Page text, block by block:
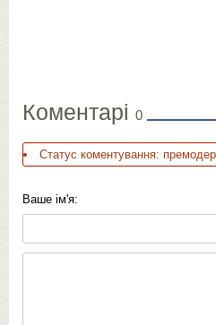
Коментарі 0
Статус коментування:
Ваше ім'я: